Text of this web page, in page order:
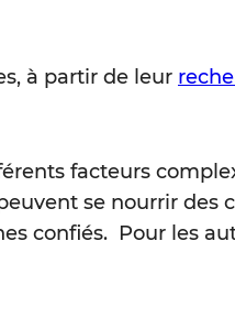
à partir de leur
facteurs
se nourrir des
confiés. Pour les